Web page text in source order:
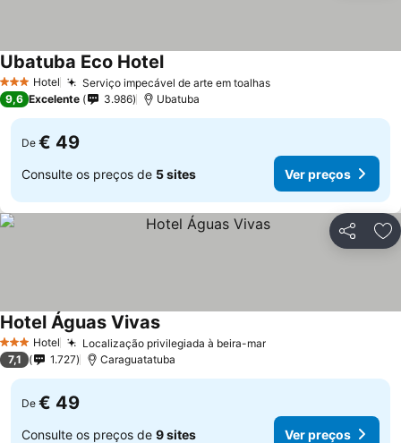
3 EstrelasHotel Serviço impecável de arte em toalhas
Ubatuba Eco Hotel
9,6 Excelente 3.986 Ubatuba
De € 49
Consulte os preços de 5 sites Ver preços
Partilhar
3 EstrelasHotel Localização privilegiada à beira-mar
Hotel Águas Vivas
7,1 1.727 Caraguatatuba
De € 49
Consulte os preços de 9 sites Ver preços